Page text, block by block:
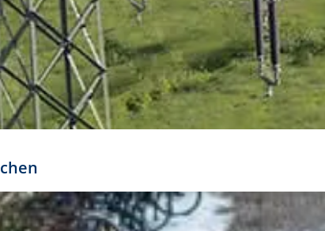
oder kleiner gesetzt werden. Dazu bedarf es jedoch